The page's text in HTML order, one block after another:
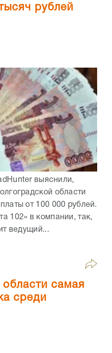
рублей
выяснили,
области
от 100 000 рублей.
102» в компании, так,
ведущий...
самая
среди